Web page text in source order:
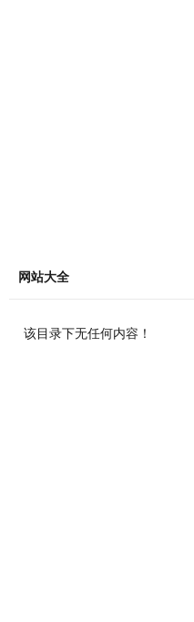
网站大全
该目录下无任何内容！